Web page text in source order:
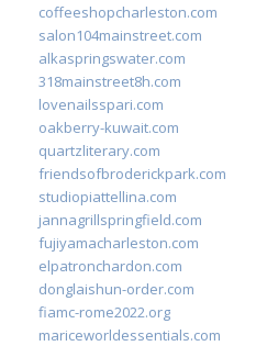
coffeeshopcharleston.com
salon104mainstreet.com
alkaspringswater.com
318mainstreet8h.com
lovenailsspari.com
oakberry-kuwait.com
quartzliterary.com
friendsofbroderickpark.com
studiopiattellina.com
jannagrillspringfield.com
fujiyamacharleston.com
elpatronchardon.com
donglaishun-order.com
fiamc-rome2022.org
mariceworldessentials.com